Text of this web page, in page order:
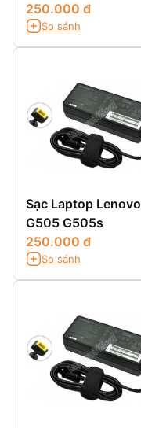
250.000 đ
So sánh
Sạc Laptop Lenovo
G505 G505s
250.000 đ
So sánh